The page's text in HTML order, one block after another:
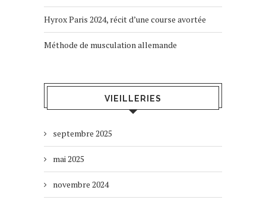
Hyrox Paris 2024, récit d’une course avortée
Méthode de musculation allemande
VIEILLERIES
septembre 2025
mai 2025
novembre 2024